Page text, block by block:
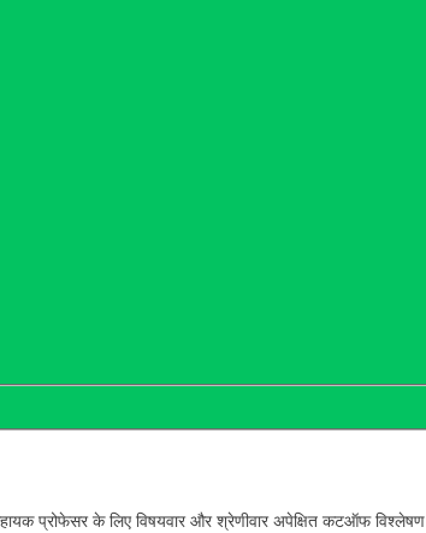
प्रोफेसर के लिए विषयवार और श्रेणीवार अपेक्षित कटऑफ विश्लेषण